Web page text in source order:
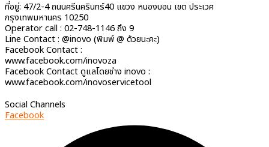
ที่อยู่: 47/2-4 ถนนศรีนครินทร์40 แขวง หนองบอน เขต ประเวศ
กรุงเทพมหานคร 10250
Operator call : 02-748-1146 ถึง 9
Line Contact : @inovo (พิมพ์ @ ด้วยนะคะ)
Facebook Contact :
www.facebook.com/inovoza
Facebook Contact ดูแลโดยช่าง inovo :
www.facebook.com/inovoservicetool
Social Channels
Facebook